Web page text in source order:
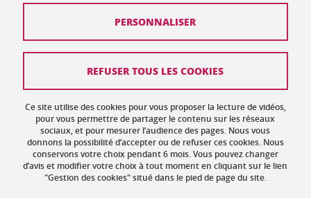
Contact
Mentions légales
Données personnelles : politique de confidentialité
Gestion des cookies
Accessibilité : non conforme
Ce site utilise des cookies pour vous proposer la lecture de vidéos,
pour vous permettre de partager le contenu sur les réseaux
sociaux, et pour mesurer l’audience des pages. Nous vous
donnons la possibilité d’accepter ou de refuser ces cookies. Nous
conservons votre choix pendant 6 mois. Vous pouvez changer
d’avis et modifier votre choix à tout moment en cliquant sur le lien
"Gestion des cookies" situé dans le pied de page du site.
REFUSER TOUS LES COOKIES
PERSONNALISER